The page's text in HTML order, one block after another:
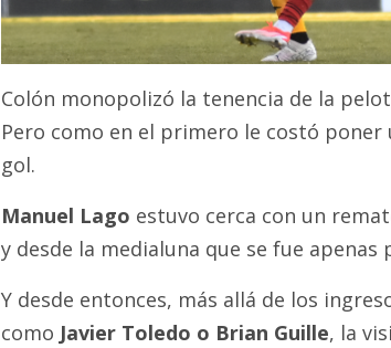
Colón monopolizó la tenencia de la
Pero como en el primero le costó
gol.
Manuel Lago estuvo cerca con un
y desde la medialuna que se fue apenas
Y desde entonces, más allá de los
como Javier Toledo o Brian Guille, la